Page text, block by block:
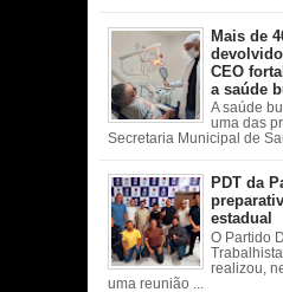
Mais de
CEO
a saúde
A saúde
uma das
Secretaria Municipal de
PDT da
estadual
O Partido
realizou,
uma reunião ...